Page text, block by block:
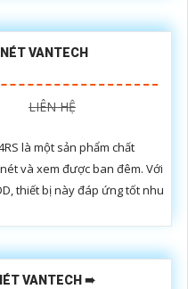
VANTECH
LIÊN HỆ
là một sản phẩm chất
và xem được ban đêm. Với
thiết bị này đáp ứng tốt nhu
VANTECH ➠